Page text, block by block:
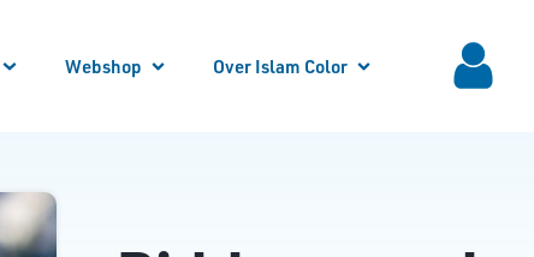
Webshop Over Islam Color